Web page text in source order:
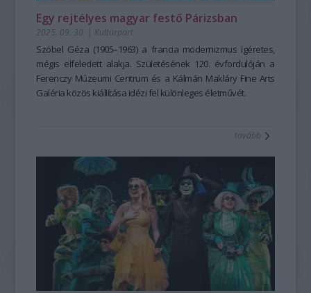
Egy rejtélyes magyar festő Párizsban
2025. 09. 30. | Kultúrpart
Szóbel Géza (1905–1963) a francia modernizmus ígéretes,
mégis elfeledett alakja. Születésének 120. évfordulóján a
Ferenczy Múzeumi Centrum és a Kálmán Makláry Fine Arts
Galéria közös kiállítása idézi fel különleges életművét.
tovább